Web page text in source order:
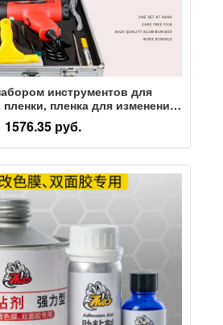
инструментов для
пленка для изменения
пленка, невидимая
одежда, солнцезащитная
для выпечки, полный набор
1576.35 руб.